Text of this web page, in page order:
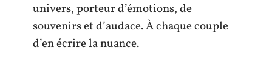
univers, porteur d’émotions, de
souvenirs et d’audace. À chaque couple
d’en écrire la nuance.